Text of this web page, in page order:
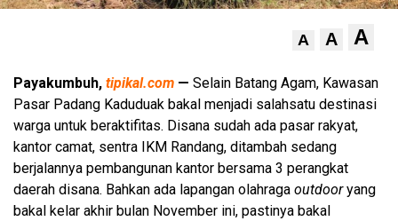
A A A
Payakumbuh, tipikal.com — Selain Batang Agam, Kawasan
Pasar Padang Kaduduak bakal menjadi salahsatu destinasi
warga untuk beraktifitas. Disana sudah ada pasar rakyat,
kantor camat, sentra IKM Randang, ditambah sedang
berjalannya pembangunan kantor bersama 3 perangkat
daerah disana. Bahkan ada lapangan olahraga outdooryang
bakal kelar akhir bulan November ini, pastinya bakal